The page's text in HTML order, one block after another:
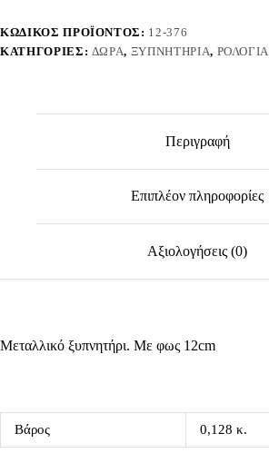
ΚΩΔΙΚΌΣ ΠΡΟΪΌΝΤΟΣ: 12-376
ΚΑΤΗΓΟΡΊΕΣ: ΔΏΡΑ, ΞΥΠΝΗΤΉΡΙΑ, ΡΟΛΌΓΙΑ
Περιγραφή
Επιπλέον πληροφορίες
Αξιολογήσεις (0)
Μεταλλικό ξυπνητήρι. Με φως 12cm
Βάρος 0,128 κ.